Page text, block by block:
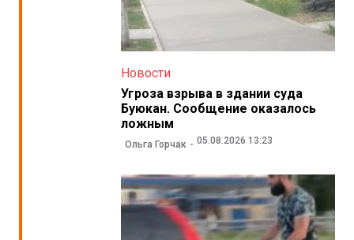
Новости
Угроза взрыва в здании суда
Буюкан. Сообщение оказалось
ложным
Ольга Горчак 05.08.2026 13:23